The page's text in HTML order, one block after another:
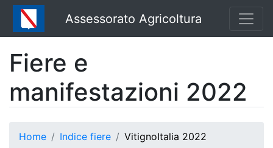
Assessorato Agricoltura
Fiere e
manifestazioni 2022
Home Indice fiere VitignoItalia 2022